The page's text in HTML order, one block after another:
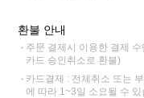
환불 안내
주문 결제시 이용한 결제
카드 승인취소로 환불)
카드결제 : 전체취소 또는
에 따라 1~3일 소요될 수 있